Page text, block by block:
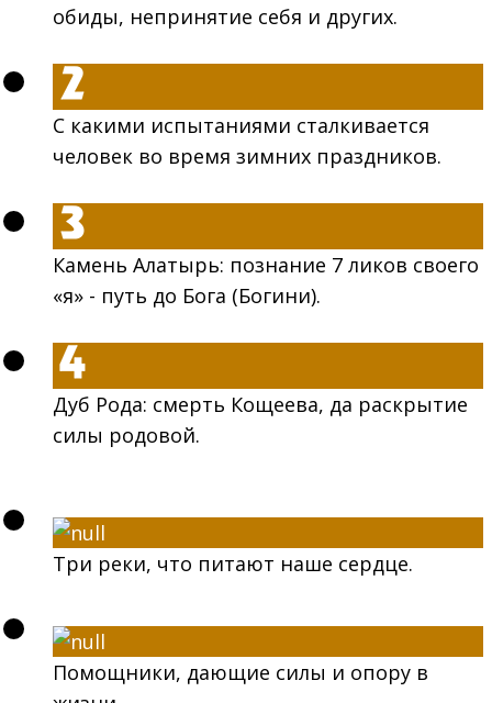
обиды, непринятие себя и других.
С какими испытаниями сталкивается
человек во время зимних праздников.
Камень Алатырь: познание 7 ликов своего
«я» - путь до Бога (Богини).
Дуб Рода: смерть Кощеева, да раскрытие
силы родовой.
Три реки, что питают наше сердце.
Помощники, дающие силы и опору в